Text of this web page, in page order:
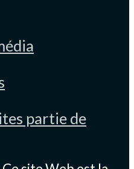
partie de